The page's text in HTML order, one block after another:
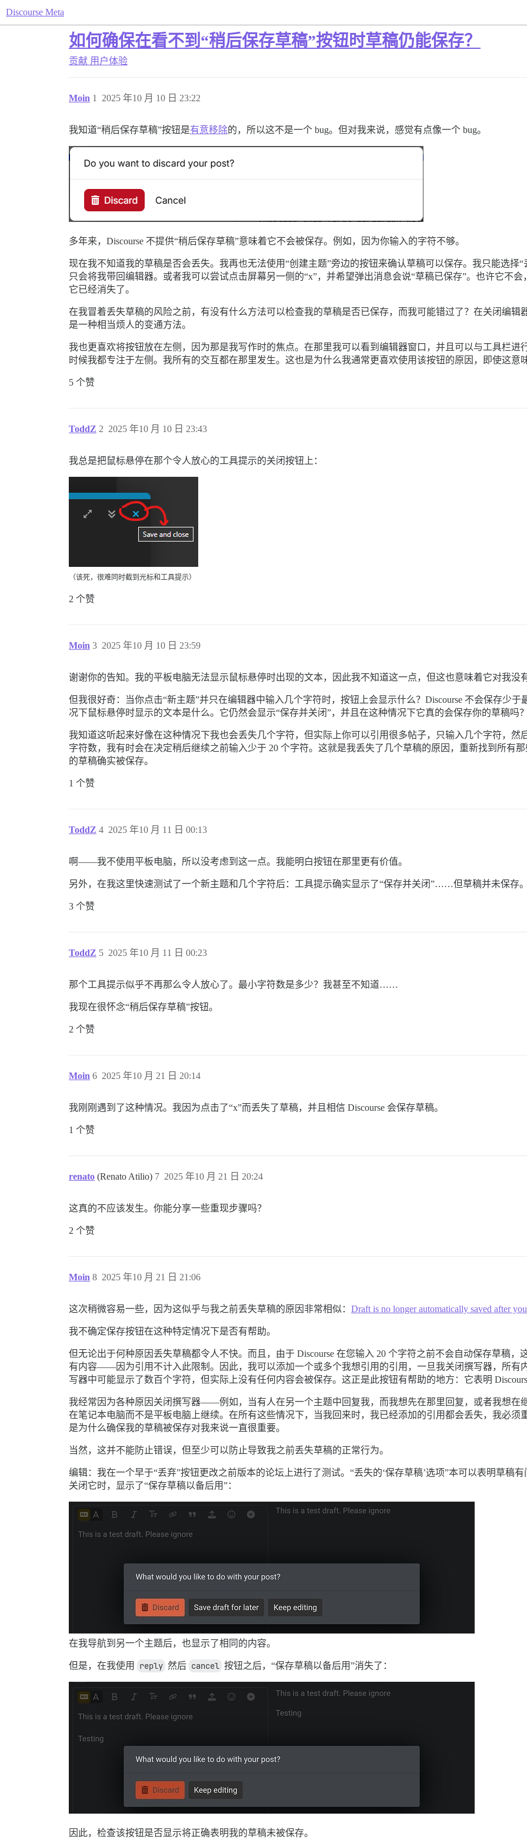
Discourse Meta
如何确保在看不到“稍后保存草稿”按钮时草稿仍能保存？
贡献 用户体验
Moin 2025 年10 月 10 日 23:22
1
我知道“稍后保存草稿”按钮是有意移除的，所以这不是一个 bug。但对我来说，感觉有点像一个 bug。
多年来，Discourse 不提供“稍后保存草稿”意味着它不会被保存。例如，因为你输入的字符不够。
现在我不知道我的草稿是否会丢失。我再也无法使用“创建主题”旁边的按钮来确认草稿可以保存。我只能选择
只会将我带回编辑器。或者我可以尝试点击屏幕另一侧的“x”，并希望弹出消息会说“草稿已保存”。也许它不
它已经消失了。
在我冒着丢失草稿的风险之前，有没有什么方法可以检查我的草稿是否已保存，而我可能错过了？在关闭编辑
是一种相当烦人的变通方法。
我也更喜欢将按钮放在左侧，因为那是我写作时的焦点。在那里我可以看到编辑器窗口，并且可以与工具栏进
时候我都专注于左侧。我所有的交互都在那里发生。这也是为什么我通常更喜欢使用该按钮的原因，即使这意
5 个赞
ToddZ 2025 年10 月 10 日 23:43
2
我总是把鼠标悬停在那个令人放心的工具提示的关闭按钮上：
（该死，很难同时截到光标和工具提示）
2 个赞
Moin 2025 年10 月 10 日 23:59
3
谢谢你的告知。我的平板电脑无法显示鼠标悬停时出现的文本，因此我不知道这一点，但这也意味着它对我没
但我很好奇：当你点击“新主题”并只在编辑器中输入几个字符时，按钮上会显示什么？Discourse 不会保存少
况下鼠标悬停时显示的文本是什么。它仍然会显示“保存并关闭”，并且在这种情况下它真的会保存你的草稿吗？
我知道这听起来好像在这种情况下我也会丢失几个字符，但实际上你可以引用很多帖子，只输入几个字符，然
字符数，我有时会在决定稍后继续之前输入少于 20 个字符。这就是我丢失了几个草稿的原因，重新找到所有
的草稿确实被保存。
1 个赞
ToddZ 2025 年10 月 11 日 00:13
4
啊——我不使用平板电脑，所以没考虑到这一点。我能明白按钮在那里更有价值。
另外，在我这里快速测试了一个新主题和几个字符后：工具提示确实显示了“保存并关闭”……但草稿并未保存。
3 个赞
ToddZ 2025 年10 月 11 日 00:23
5
那个工具提示似乎不再那么令人放心了。最小字符数是多少？我甚至不知道……
我现在很怀念“稍后保存草稿”按钮。
2 个赞
Moin 2025 年10 月 21 日 20:14
6
我刚刚遇到了这种情况。我因为点击了“x”而丢失了草稿，并且相信 Discourse 会保存草稿。
1 个赞
renato (Renato Atilio) 2025 年10 月 21 日 20:24
7
这真的不应该发生。你能分享一些重现步骤吗？
2 个赞
Moin 2025 年10 月 21 日 21:06
8
这次稍微容易一些，因为这似乎与我之前丢失草稿的原因非常相似： Draft is no longer automatically saved after
我不确定保存按钮在这种特定情况下是否有帮助。
但无论出于何种原因丢失草稿都令人不快。而且，由于 Discourse 在您输入 20 个字符之前不会自动保存草稿
有内容——因为引用不计入此限制。因此，我可以添加一个或多个我想引用的引用，一旦我关闭撰写器，所有
写器中可能显示了数百个字符，但实际上没有任何内容会被保存。这正是此按钮有帮助的地方：它表明
我经常因为各种原因关闭撰写器——例如，当有人在另一个主题中回复我，而我想先在那里回复，或者我想在
在笔记本电脑而不是平板电脑上继续。在所有这些情况下，当我回来时，我已经添加的引用都会丢失，我必须
是为什么确保我的草稿被保存对我来说一直很重要。
当然，这并不能防止错误，但至少可以防止导致我之前丢失草稿的正常行为。
编辑：我在一个早于“丢弃”按钮更改之前版本的论坛上进行了测试。“丢失的‘保存草稿’选项”本可以表明草稿
关闭它时，显示了“保存草稿以备后用”：
在我导航到另一个主题后，也显示了相同的内容。
但是，在我使用 reply 然后 cancel 按钮之后，“保存草稿以备后用”消失了：
因此，检查该按钮是否显示将正确表明我的草稿未被保存。